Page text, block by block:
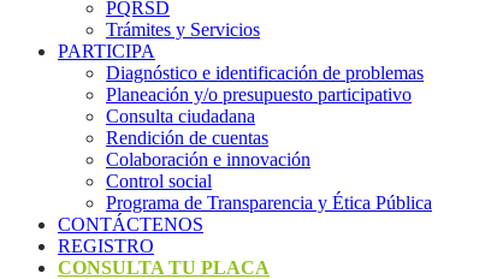
PQRSD
Trámites y Servicios
PARTICIPA
Diagnóstico e identificación de problemas
Planeación y/o presupuesto participativo​
Consulta ciudadana
Rendición de cuentas
Colaboración e innovación
Control social
Programa de Transparencia y Ética Pública
CONTÁCTENOS
REGISTRO
CONSULTA TU PLACA